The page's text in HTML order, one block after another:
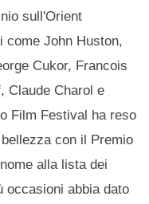
sull'Orient
come John Huston,
Cukor, Francois
Claude Charol e
Film Festival ha reso
con il Premio
alla lista dei
occasioni abbia dato